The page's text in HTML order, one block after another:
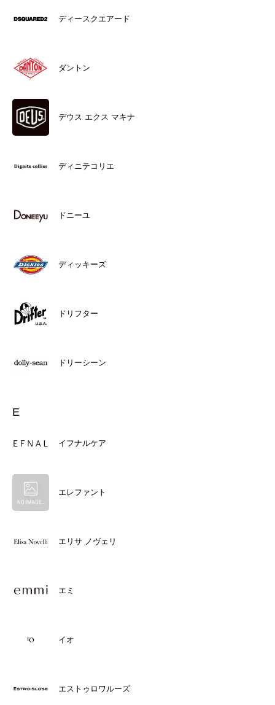
ディースクエアード
ダントン
デウス エクス マキナ
ディニテコリエ
ドニーユ
ディッキーズ
ドリフター
ドリーシーン
E
イフナルケア
エレファント
エリサ ノヴェリ
エミ
イオ
エストゥロワルーズ